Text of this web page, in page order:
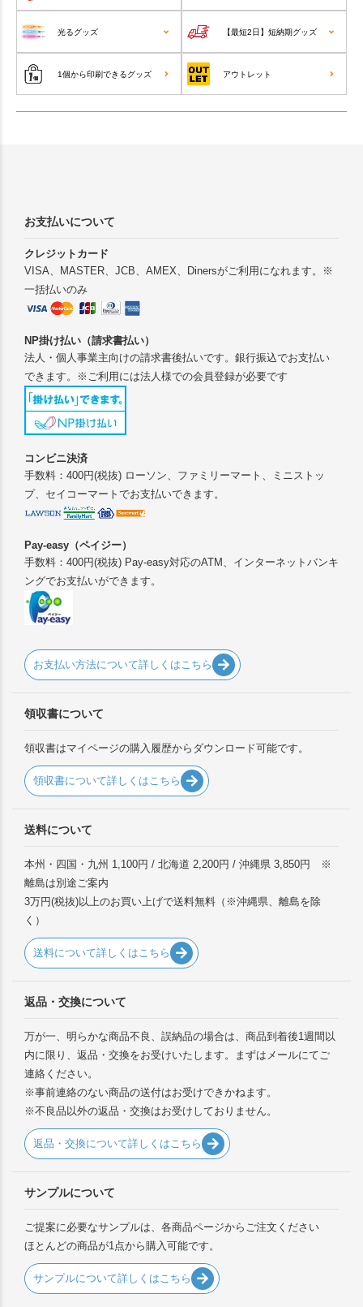
光るグッズ 【最短2日】短納期グッズ
1個から印刷できるグッズ アウトレット
お支払いについて
クレジットカード
VISA、MASTER、JCB、AMEX、Dinersがご利用になれます。※
一括払いのみ
NP掛け払い（請求書払い）
法人・個人事業主向けの請求書後払いです。銀行振込でお支払い
できます。※ご利用には法人様での会員登録が必要です
コンビニ決済
手数料：400円(税抜) ローソン、ファミリーマート、ミニストッ
プ、セイコーマートでお支払いできます。
Pay-easy（ペイジー）
手数料：400円(税抜) Pay-easy対応のATM、インターネットバンキ
ングでお支払いができます。
お支払い方法について詳しくはこちら
領収書について
領収書はマイページの購入履歴からダウンロード可能です。
領収書について詳しくはこちら
送料について
本州・四国・九州 1,100円 / 北海道 2,200円 / 沖縄県 3,850円 ※
離島は別途ご案内
3万円(税抜)以上のお買い上げで送料無料（※沖縄県、離島を除
く）
送料について詳しくはこちら
返品・交換について
万が一、明らかな商品不良、誤納品の場合は、商品到着後1週間以
内に限り、返品・交換をお受けいたします。まずはメールにてご
連絡ください。
※事前連絡のない商品の送付はお受けできかねます。
※不良品以外の返品・交換はお受けしておりません。
返品・交換について詳しくはこちら
サンプルについて
ご提案に必要なサンプルは、各商品ページからご注文ください
ほとんどの商品が1点から購入可能です。
サンプルについて詳しくはこちら